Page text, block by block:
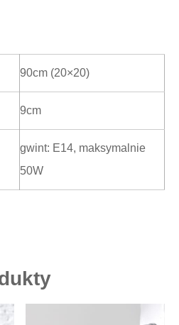
90cm (20×20)
9cm
gwint: E14, maksymalnie
50W